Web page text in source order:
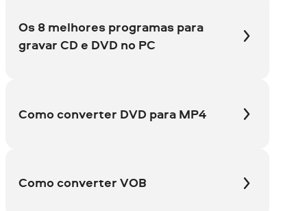
Os 8 melhores programas para
gravar CD е DVD no PC
Como converter DVD para MP4
Como converterVOB